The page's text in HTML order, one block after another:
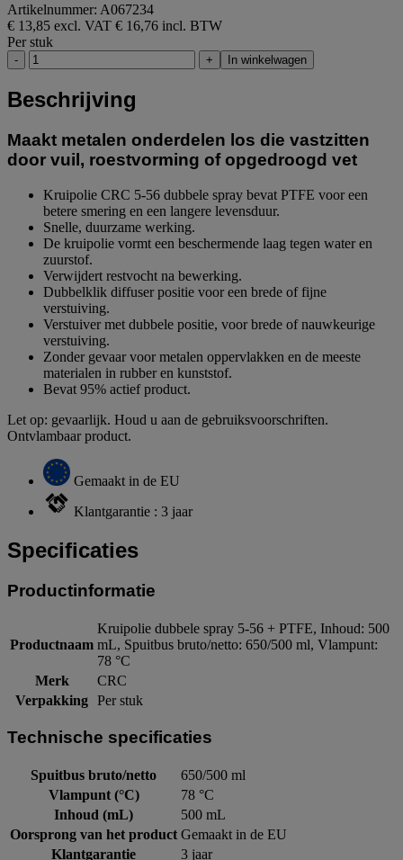
Artikelnummer: A067234
€ 13,85 excl. VAT € 16,76 incl. BTW
Per stuk
- + In winkelwagen
Beschrijving
Maakt metalen onderdelen los die vastzitten
door vuil, roestvorming of opgedroogd vet
Kruipolie CRC 5-56 dubbele spray bevat PTFE voor een
betere smering en een langere levensduur.
Snelle, duurzame werking.
De kruipolie vormt een beschermende laag tegen water en
zuurstof.
Verwijdert restvocht na bewerking.
Dubbelklik diffuser positie voor een brede of fijne
verstuiving.
Verstuiver met dubbele positie, voor brede of nauwkeurige
verstuiving.
Zonder gevaar voor metalen oppervlakken en de meeste
materialen in rubber en kunststof.
Bevat 95% actief product.
Let op: gevaarlijk. Houd u aan de gebruiksvoorschriften.
Ontvlambaar product.
Gemaakt in de EU
Klantgarantie : 3 jaar
Specificaties
Productinformatie
Productnaam
Kruipolie dubbele spray 5-56 + PTFE, Inhoud: 500
mL, Spuitbus bruto/netto: 650/500 ml, Vlampunt:
78 °C
Merk
CRC
Verpakking Per stuk
Technische specificaties
Spuitbus bruto/netto
650/500 ml
Vlampunt (°C)
78 °C
Inhoud (mL)
500 mL
Oorsprong van het product Gemaakt in de EU
Klantgarantie
3 jaar